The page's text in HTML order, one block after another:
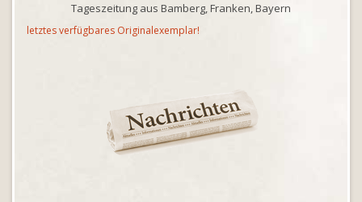
Tageszeitung aus Bamberg, Franken, Bayern
letztes verfügbares Originalexemplar!